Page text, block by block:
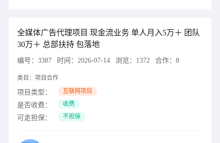
全媒体广告代理项目 现金流业务 单人月入5万＋ 团队
30万＋ 总部扶持 包落地
编号： 3387 时间： 2026-07-14 浏览： 1372 合作： 8
类目： 项目合作
项目类型： 互联网项目
是否收费： 收费
可走担保： 不担保